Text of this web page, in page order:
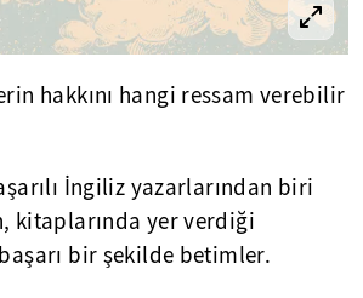
hakkını hangi ressam verebilir
İngiliz yazarlarından biri
kitaplarında yer verdiği
bir şekilde betimler.